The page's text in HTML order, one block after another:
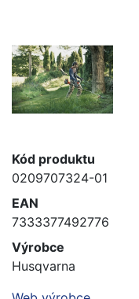
Kód produktu
0209707324-01
EAN
7333377492776
Výrobce
Husqvarna